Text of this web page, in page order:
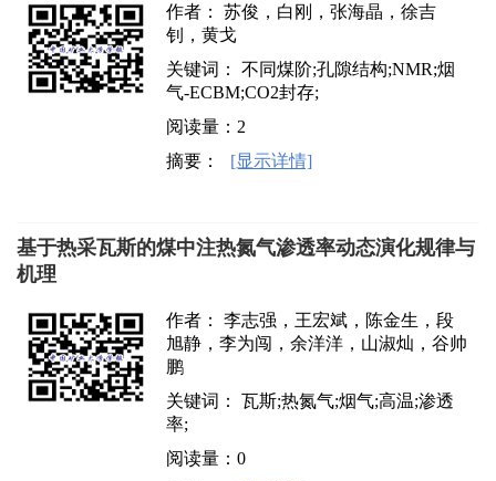
作者： 苏俊，白刚，张海晶，徐吉
钊，黄戈
关键词： 不同煤阶;孔隙结构;NMR;烟
气-ECBM;CO2封存;
阅读量： 2
摘要：
[显示详情]
基于热采瓦斯的煤中注热氮气渗透率动态演化规律与
机理
作者： 李志强，王宏斌，陈金生，段
旭静，李为闯，余洋洋，山淑灿，谷帅
鹏
关键词： 瓦斯;热氮气;烟气;高温;渗透
率;
阅读量：0